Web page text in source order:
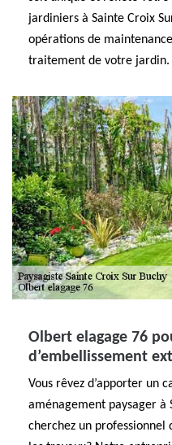
jardiniers à Sainte Croix
opérations de
traitement de votre jardin.
Olbert elagage 76
d’embellissement
Vous rêvez d’apporter un
aménagement paysager à
cherchez un professionnel